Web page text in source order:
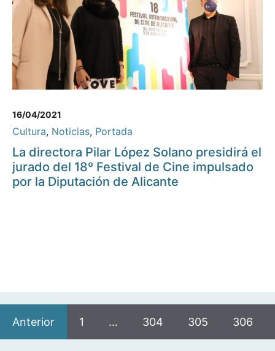
16/04/2021
Cultura, Noticias, Portada
La directora Pilar López Solano presidirá el
jurado del 18º Festival de Cine impulsado
por la Diputación de Alicante
Anterior 1 … 304 305 306